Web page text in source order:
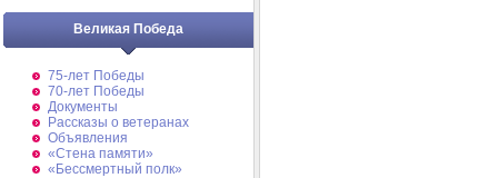
Великая Победа
75-лет Победы
70-лет Победы
Документы
Рассказы о ветеранах
Объявления
«Стена памяти»
«Бессмертный полк»